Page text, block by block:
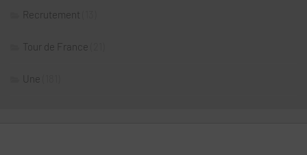
Recrutement
Tour de France
Une